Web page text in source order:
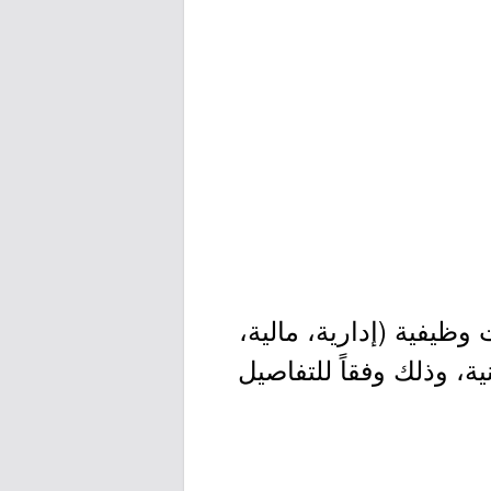
(إدارية، مالية،
وذلك وفقاً للتفاصيل